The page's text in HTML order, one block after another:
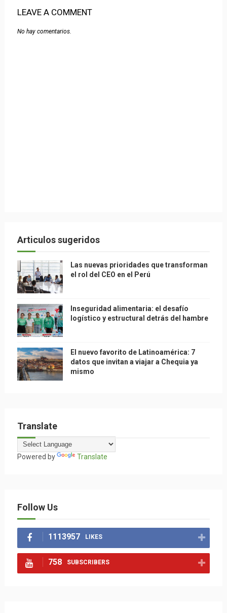
LEAVE A COMMENT
No hay comentarios.
Articulos sugeridos
Las nuevas prioridades que transforman
el rol del CEO en el Perú
Inseguridad alimentaria: el desafío
logístico y estructural detrás del hambre
El nuevo favorito de Latinoamérica: 7
datos que invitan a viajar a Chequia ya
mismo
Translate
Powered by Translate
Follow Us
1113957 LIKES
758 SUBSCRIBERS